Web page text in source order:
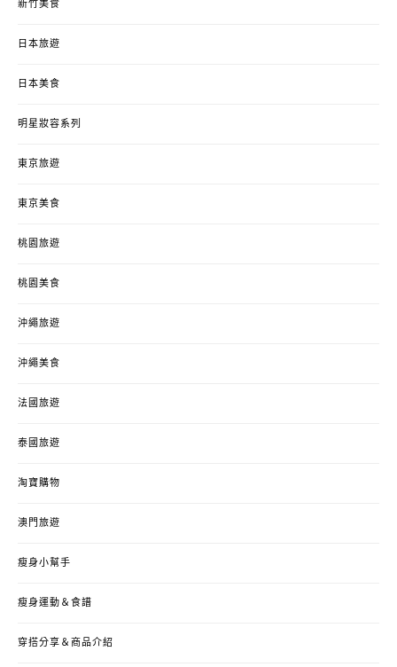
新竹美食
日本旅遊
日本美食
明星妝容系列
東京旅遊
東京美食
桃園旅遊
桃園美食
沖繩旅遊
沖繩美食
法國旅遊
泰國旅遊
淘寶購物
澳門旅遊
瘦身小幫手
瘦身運動＆食譜
穿搭分享＆商品介紹